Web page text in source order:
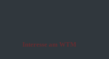
Interesse am WTM